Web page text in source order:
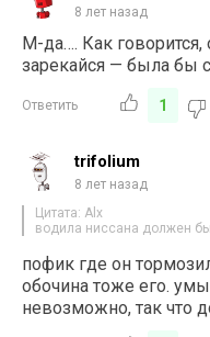
8 лет назад
М-да…. Как
зарекайся — была бы
Ответить 1
trifolium
8 лет назад
Цитата: Alx
водила ниссана должен
пофик где он
обочина тоже его.
невозможно, так что